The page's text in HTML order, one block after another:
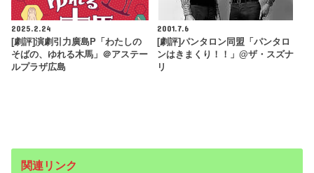
2025.2.24
[劇評]演劇引力廣島P「わたしの
そばの、ゆれる木馬」＠アステー
ルプラザ広島
2001.7.6
[劇評]パンタロン同盟「パンタロ
ンはきまくり！！」@ザ・スズナ
リ
関連リンク